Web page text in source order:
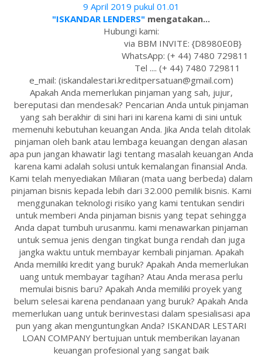
9 April 2019 pukul 01.01
"ISKANDAR LENDERS" mengatakan...
Hubungi kami:
via BBM INVITE: {D8980E0B}
WhatsApp: (+ 44) 7480 729811
Tel .... (+ 44) 7480 729811
e_mail: (iskandalestari.kreditpersatuan@gmail.com)
Apakah Anda memerlukan pinjaman yang sah, jujur,
bereputasi dan mendesak? Pencarian Anda untuk pinjaman
yang sah berakhir di sini hari ini karena kami di sini untuk
memenuhi kebutuhan keuangan Anda. Jika Anda telah ditolak
pinjaman oleh bank atau lembaga keuangan dengan alasan
apa pun jangan khawatir lagi tentang masalah keuangan Anda
karena kami adalah solusi untuk kemalangan finansial Anda.
Kami telah menyediakan Miliaran (mata uang berbeda) dalam
pinjaman bisnis kepada lebih dari 32.000 pemilik bisnis. Kami
menggunakan teknologi risiko yang kami tentukan sendiri
untuk memberi Anda pinjaman bisnis yang tepat sehingga
Anda dapat tumbuh urusanmu. kami menawarkan pinjaman
untuk semua jenis dengan tingkat bunga rendah dan juga
jangka waktu untuk membayar kembali pinjaman. Apakah
Anda memiliki kredit yang buruk? Apakah Anda memerlukan
uang untuk membayar tagihan? Atau Anda merasa perlu
memulai bisnis baru? Apakah Anda memiliki proyek yang
belum selesai karena pendanaan yang buruk? Apakah Anda
memerlukan uang untuk berinvestasi dalam spesialisasi apa
pun yang akan menguntungkan Anda? ISKANDAR LESTARI
LOAN COMPANY bertujuan untuk memberikan layanan
keuangan profesional yang sangat baik